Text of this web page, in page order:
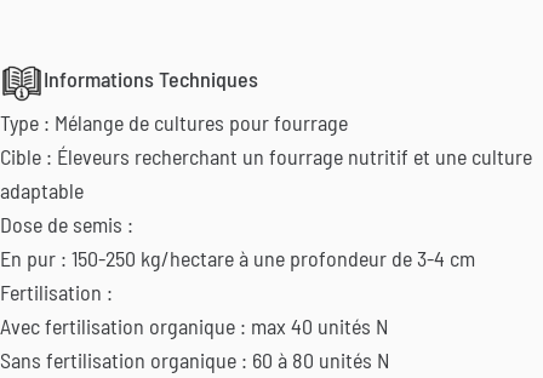
Informations Techniques
Type : Mélange de cultures pour fourrage
Cible : Éleveurs recherchant un fourrage nutritif et une culture
adaptable
Dose de semis :
En pur : 150-250 kg/hectare à une profondeur de 3-4 cm
Fertilisation :
Avec fertilisation organique : max 40 unités N
Sans fertilisation organique : 60 à 80 unités N